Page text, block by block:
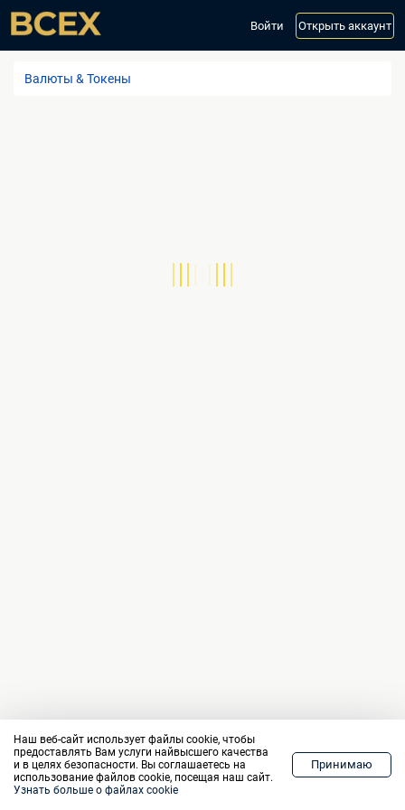
Войти Открыть аккаунт
Наш веб-сайт использует файлы cookie, чтобы
предоставлять Вам услуги найвысшего качества
и в целях безопасности. Вы соглашаетесь на
использование файлов cookie, посещая наш сайт.
Узнать больше о файлах cookie
Принимаю
Валюты & Токены
Home Рынки Торговля График Кошелек Меню